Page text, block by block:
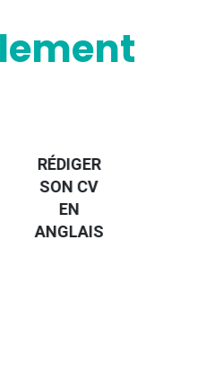
RÉDIGER
SON CV
EN
ANGLAIS